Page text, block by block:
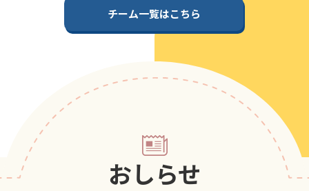
ポップアスリートカップ
ポップアスリートカップ
チーム一覧はこちら
おしらせ